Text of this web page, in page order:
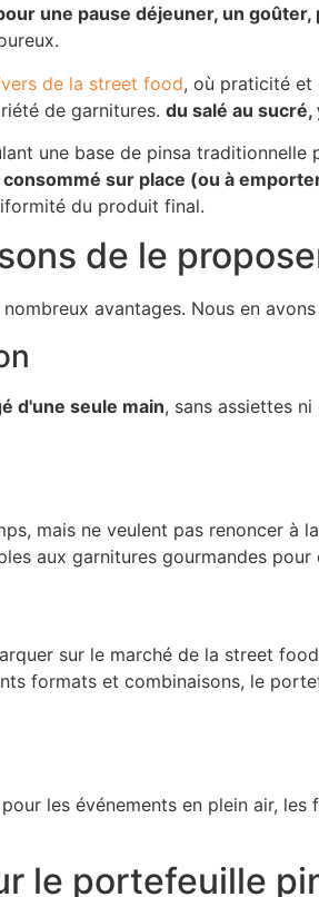
une pause déjeuner, un
de la street food, où praticité et
de garnitures. du salé au
une base de pinsa
sur place (ou à
du produit final.
de le
avantages. Nous en
d'une seule main, sans assiettes
mais ne veulent pas renoncer à
aux garnitures gourmandes
sur le marché de la street
formats et combinaisons, le
les événements en plein air,
le portefeuille